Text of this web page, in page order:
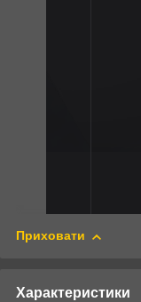
Приховати
Характеристики